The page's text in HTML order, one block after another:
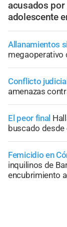
acusados
adolescente
Allanamientos
megaoperativo
Conflicto
amenazas
El peor final
buscado desde
Femicidio en
inquilinos de
encubrimiento